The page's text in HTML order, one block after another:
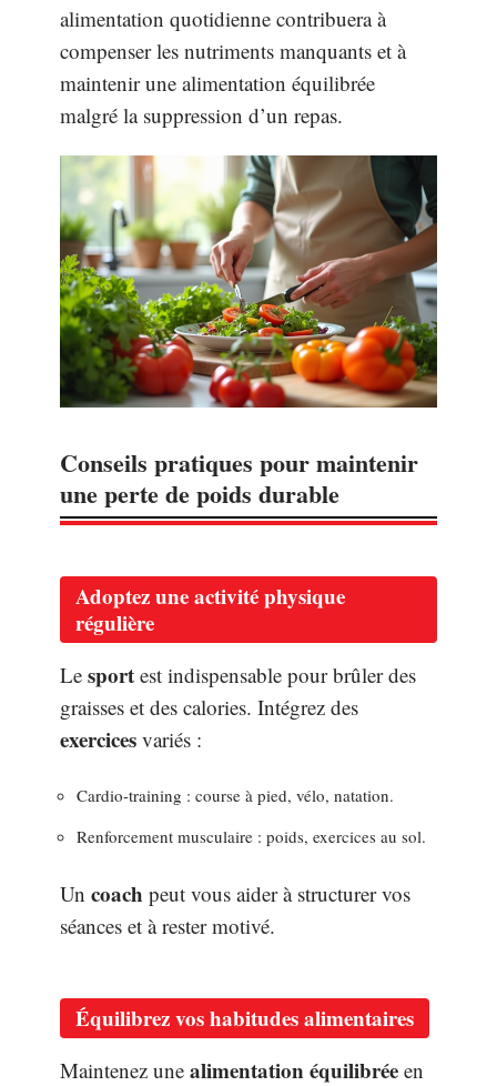
alimentation quotidienne contribuera à
compenser les nutriments manquants et à
maintenir une alimentation équilibrée
malgré la suppression d’un repas.
Conseils pratiques pour maintenir
une perte de poids durable
Adoptez une activité physique
régulière
Le sport est indispensable pour brûler des
graisses et des calories. Intégrez des
exercices variés :
Cardio-training : course à pied, vélo, natation.
Renforcement musculaire : poids, exercices au sol.
Un coach peut vous aider à structurer vos
séances et à rester motivé.
Équilibrez vos habitudes alimentaires
Maintenez une alimentation équilibrée en